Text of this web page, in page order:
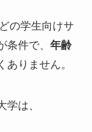
の学生向けサ
件で、 年齢
ありません。
は、